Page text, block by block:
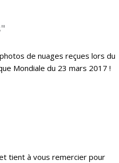
de nuages reçues lors du
Mondiale du 23 mars 2017 !
tient à vous remercier pour